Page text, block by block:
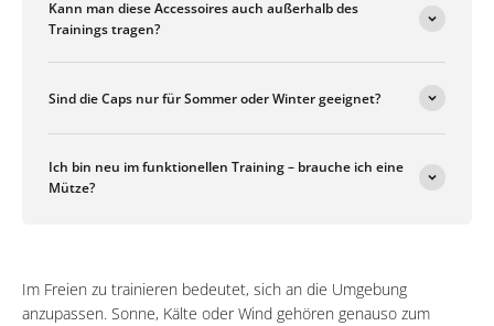
Kann man diese Accessoires auch außerhalb des
Trainings tragen?
Sind die Caps nur für Sommer oder Winter geeignet?
Ich bin neu im funktionellen Training – brauche ich eine
Mütze?
Im Freien zu trainieren bedeutet, sich an die Umgebung
anzupassen. Sonne, Kälte oder Wind gehören genauso zum